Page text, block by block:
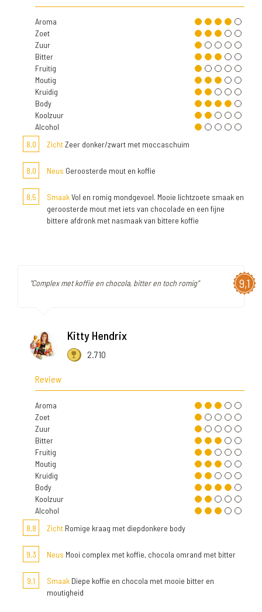
Aroma
Zoet
Zuur
Bitter
Fruitig
Moutig
Kruidig
Body
Koolzuur
Alcohol
8,0
ZichtZeer donker/zwart met moccaschuim
8,0 Neus Geroosterde mout en koffie
8,5 SmaakVol en romig mondgevoel. Mooie lichtzoete smaak en
geroosterde mout met iets van chocolade en een fijne
bittere afdronk met nasmaak van bittere koffie
9,1
"Complex met koffie en chocola, bitter en toch romig"
Kitty Hendrix
2.710
Review
Aroma
Zoet
Zuur
Bitter
Fruitig
Moutig
Kruidig
Body
Koolzuur
Alcohol
8,8
Zicht Romige kraag met diepdonkere body
9,3 Neus Mooi complex met koffie, chocola omrand met bitter
9,1 Smaak Diepe koffie en chocola met mooie bitter en
moutigheid